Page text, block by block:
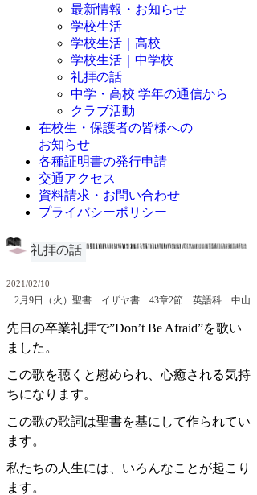
最新情報・お知らせ
学校生活
学校生活｜高校
学校生活｜中学校
礼拝の話
中学・高校 学年の通信から
クラブ活動
在校生・保護者の皆様への
お知らせ
各種証明書の発行申請
交通アクセス
資料請求・お問い合わせ
プライバシーポリシー
礼拝の話
2021/02/10
2月9日（火）聖書 イザヤ書 43章2節 英語科 中山
先日の卒業礼拝で”Don’t Be Afraid”を歌い
ました。
この歌を聴くと慰められ、心癒される気持
ちになります。
この歌の歌詞は聖書を基にして作られてい
ます。
私たちの人生には、いろんなことが起こり
ます。